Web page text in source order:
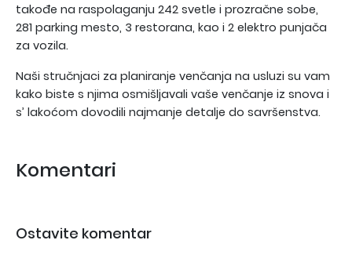
takođe na raspolaganju 242 svetle i prozračne sobe,
281 parking mesto, 3 restorana, kao i 2 elektro punjača
za vozila.
Naši stručnjaci za planiranje venčanja na usluzi su vam
kako biste s njima osmišljavali vaše venčanje iz snova i
s’ lakoćom dovodili najmanje detalje do savršenstva.
Komentari
Ostavite komentar